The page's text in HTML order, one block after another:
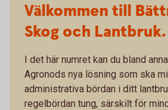
Välkommen till
Skog och Lantbruk.
I det här numret kan du bland
Agronods nya lösning som ska
administrativa bördan i ditt
regelbördan tung, särskilt för